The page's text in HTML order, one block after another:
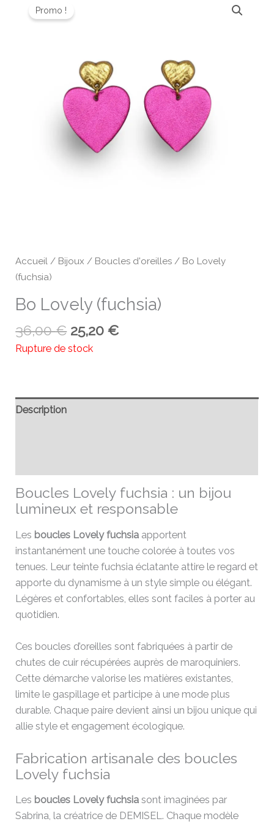
Promo !
Accueil / Bijoux / Boucles d'oreilles / Bo Lovely
(fuchsia)
Bo Lovely (fuchsia)
36,00€
prix
36,00 €.
25,20€
25,20 €.
Rupture de stock
Description
Boucles Lovely fuchsia : un bijou
lumineux et responsable
Les boucles Lovely fuchsia apportent
instantanément une touche colorée à toutes vos
tenues. Leur teinte fuchsia éclatante attire le regard et
apporte du dynamisme à un style simple ou élégant.
Légères et confortables, elles sont faciles à porter au
quotidien.
Ces boucles d’oreilles sont fabriquées à partir de
chutes de cuir récupérées auprès de maroquiniers.
Cette démarche valorise les matières existantes,
limite le gaspillage et participe à une mode plus
durable. Chaque paire devient ainsi un bijou unique qui
allie style et engagement écologique.
Fabrication artisanale des boucles
Lovely fuchsia
Les boucles Lovely fuchsia sont imaginées par
Sabrina, la créatrice de DEMISEL. Chaque modèle